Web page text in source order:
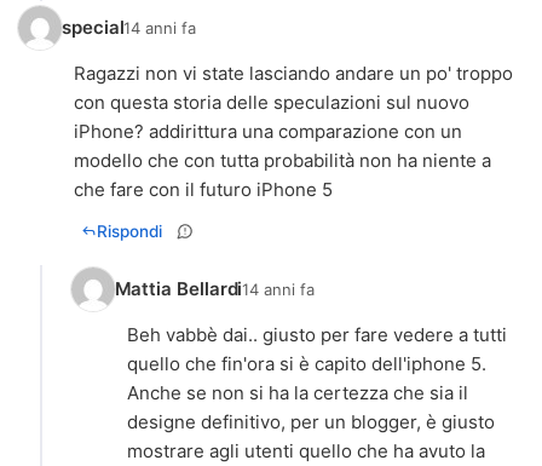
special14 anni fa
Ragazzi non vi state lasciando andare un po' troppo
con questa storia delle speculazioni sul nuovo
iPhone? addirittura una comparazione con un
modello che con tutta probabilità non ha niente a
che fare con il futuro iPhone 5
Rispondi
Mattia Bellardi14 anni fa
Beh vabbè dai.. giusto per fare vedere a tutti
quello che fin'ora si è capito dell'iphone 5.
Anche se non si ha la certezza che sia il
designe definitivo, per un blogger, è giusto
mostrare agli utenti quello che ha avuto la